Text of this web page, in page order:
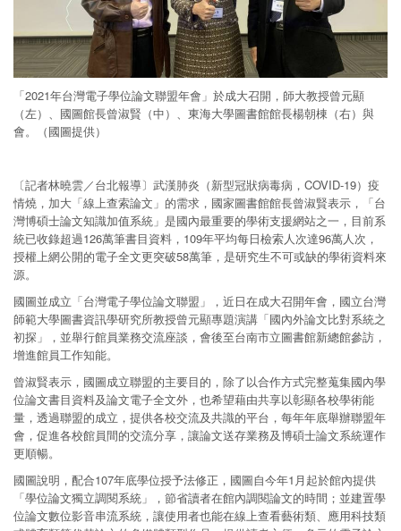
「2021年台灣電子學位論文聯盟年會」於成大召開，師大教授曾元顯
（左）、國圖館長曾淑賢（中）、東海大學圖書館館長楊朝棟（右）與
會。（國圖提供）
〔記者林曉雲／台北報導〕武漢肺炎（新型冠狀病毒病，COVID-19）疫
情燒，加大「線上查索論文」的需求，國家圖書館館長曾淑賢表示，「台
灣博碩士論文知識加值系統」是國內最重要的學術支援網站之一，目前系
統已收錄超過126萬筆書目資料，109年平均每日檢索人次達96萬人次，
授權上網公開的電子全文更突破58萬筆，是研究生不可或缺的學術資料來
源。
國圖並成立「台灣電子學位論文聯盟」，近日在成大召開年會，國立台灣
師範大學圖書資訊學研究所教授曾元顯專題演講「國內外論文比對系統之
初探」，並舉行館員業務交流座談，會後至台南市立圖書館新總館參訪，
增進館員工作知能。
曾淑賢表示，國圖成立聯盟的主要目的，除了以合作方式完整蒐集國內學
位論文書目資料及論文電子全文外，也希望藉由共享以彰顯各校學術能
量，透過聯盟的成立，提供各校交流及共識的平台，每年年底舉辦聯盟年
會，促進各校館員間的交流分享，讓論文送存業務及博碩士論文系統運作
更順暢。
國圖說明，配合107年底學位授予法修正，國圖自今年1月起於館內提供
「學位論文獨立調閱系統」，節省讀者在館內調閱論文的時間；並建置學
位論文數位影音串流系統，讓使用者也能在線上查看藝術類、應用科技類